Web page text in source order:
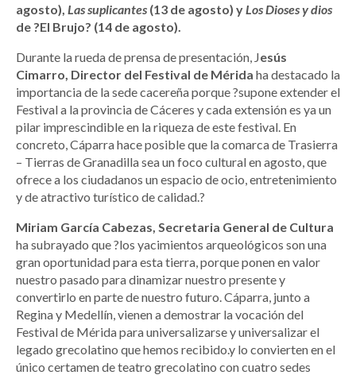
agosto), Las suplicantes (13 de agosto) yLos Dioses y dios
de ?El Brujo? (14 de agosto).
Durante la rueda de prensa de presentación, Jesús
Cimarro, Director del Festival de Mérida ha destacado la
importancia de la sede cacereña porque ?supone extender el
Festival a la provincia de Cáceres y cada extensión es ya un
pilar imprescindible en la riqueza de este festival. En
concreto, Cáparra hace posible que la comarca de Trasierra
– Tierras de Granadilla sea un foco cultural en agosto, que
ofrece a los ciudadanos un espacio de ocio, entretenimiento
y de atractivo turístico de calidad.?
Miriam García Cabezas, Secretaria General de Cultura
ha subrayado que ?los yacimientos arqueológicos son una
gran oportunidad para esta tierra, porque ponen en valor
nuestro pasado para dinamizar nuestro presente y
convertirlo en parte de nuestro futuro. Cáparra, junto a
Regina y Medellín, vienen a demostrar la vocación del
Festival de Mérida para universalizarse y universalizar el
legado grecolatino que hemos recibido.y lo convierten en el
único certamen de teatro grecolatino con cuatro sedes